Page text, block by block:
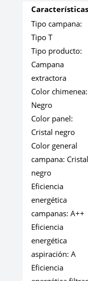
Características
Tipo campana:
Tipo T
Tipo producto:
Campana
extractora
Color chimenea:
Negro
Color panel:
Cristal negro
Color general
campana: Cristal
negro
Eficiencia
energética
campanas: A++
Eficiencia
energética
aspiración: A
Eficiencia